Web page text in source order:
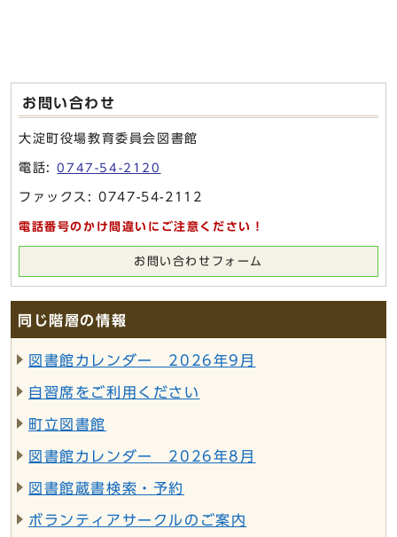
お問い合わせ
大淀町役場教育委員会図書館
電話:0747-54-2120
ファックス: 0747-54-2112
電話番号のかけ間違いにご注意ください！
お問い合わせフォーム
同じ階層の情報
図書館カレンダー 2026年9月
自習席をご利用ください
町立図書館
図書館カレンダー 2026年8月
図書館蔵書検索・予約
ボランティアサークルのご案内